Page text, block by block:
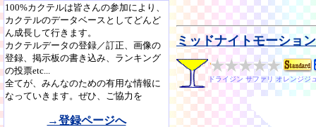
100%カクテルは皆さんの参加により、
カクテルのデータベースとしてどんど
ん成長して行きます。
カクテルデータの登録／訂正、画像の
登録、掲示板の書き込み、ランキング
の投票etc...
全てが、みんなのための有用な情報に
なっていきます。ぜひ、ご協力を
→登録ページへ
ミッドナイトモーション
ドライジン サファリ オレンジジ